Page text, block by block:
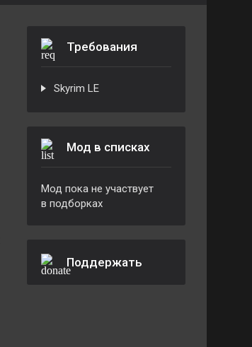
Требования
Skyrim LE
Мод в списках
Мод пока не участвует
в подборках
Поддержать